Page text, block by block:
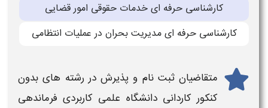
کارشناسی حرفه ای خدمات حقوقی امور قضایی
کارشناسی حرفه ای مدیریت بحران در عملیات انتظامی
متقاضیان ثبت نام و پذیرش در رشته های بدون
کنکور کاردانی دانشگاه علمی کاربردی فرماندهی